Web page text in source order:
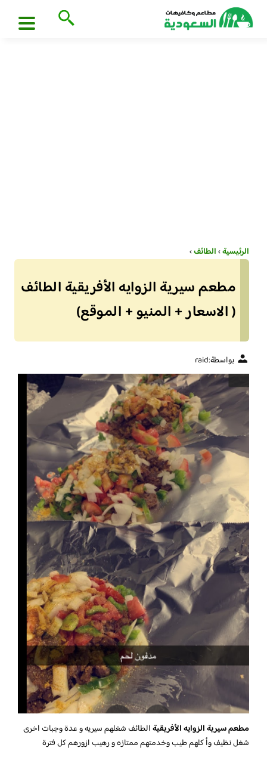
الرئيسية›الطائف›
مطعم سيرية الزوايه الأفريقية الطائف
( الاسعار + المنيو + الموقع)
بواسطة:raid
مطعم سيرية الزوايه الأفريقيةالطائف شغلهم سيريه و عدة وجبات اخرى
شغل نظيف وأ كلهم طيب وخدمتهم ممتازه و رهيب ازورهم كل فترة